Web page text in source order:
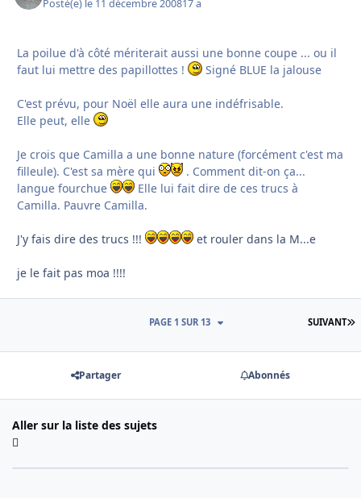
Posté(e) le 11 décembre 200817 a
La poilue d'à côté mériterait aussi une bonne coupe ... ou il
faut lui mettre des papillottes !
Signé BLUE la jalouse
C'est prévu, pour Noël elle aura une indéfrisable.
Elle peut, elle
Je crois que Camilla a une bonne nature (forcément c'est ma
filleule). C'est sa mère qui
. Comment dit-on ça...
langue fourchue
Elle lui fait dire de ces trucs à
Camilla. Pauvre Camilla.
J'y fais dire des trucs !!! et rouler dans la M...e
je le fait pas moa !!!!
SUIVANT
PAGE 1 SUR 13
Partager Abonnés
Aller sur la liste des sujets